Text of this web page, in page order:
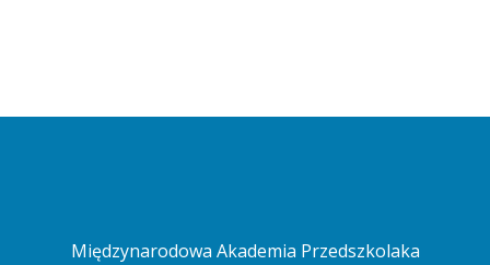
Międzynarodowa Akademia Przedszkolaka